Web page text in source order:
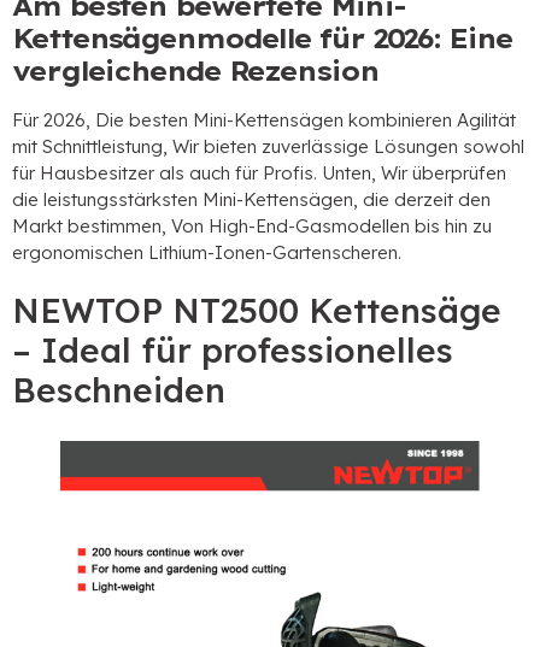
Kettensägenmodelle für 2026: Eine
vergleichende Rezension
Für 2026, Die besten Mini-Kettensägen kombinieren Agilität
mit Schnittleistung, Wir bieten zuverlässige Lösungen sowohl
für Hausbesitzer als auch für Profis. Unten, Wir überprüfen
die leistungsstärksten Mini-Kettensägen, die derzeit den
Markt bestimmen, Von High-End-Gasmodellen bis hin zu
ergonomischen Lithium-Ionen-Gartenscheren.
NEWTOP NT2500 Kettensäge
– Ideal für professionelles
Beschneiden